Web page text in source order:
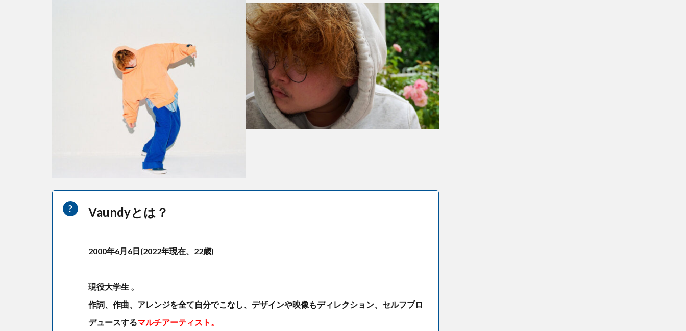
Vaundyとは？
2000年6月6日(2022年現在、22歳)
現役大学生 。
作詞、作曲、アレンジを全て自分でこなし、デザインや映像もディレクション、セルフプロ
デュースするマルチアーティスト。